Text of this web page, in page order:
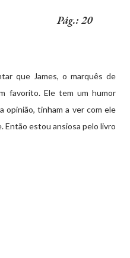
Pág.: 20
que James, o marquês de
favorito. Ele tem um humor
opinião, tinham a ver com ele
Então estou ansiosa pelo livro